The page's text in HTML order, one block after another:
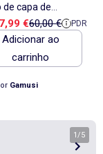
de capa de
algodão em
com capa de
- Gamusi
de venda
€Preço de
60,00 € PDR
Adicionar ao
carrinho
Gamusi
1 /5